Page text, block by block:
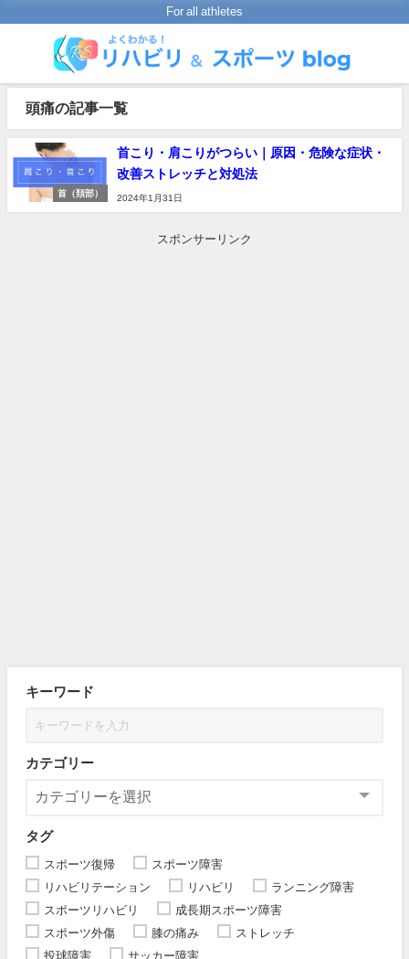
For all athletes
頭痛の記事一覧
首（頚部）
首こり・肩こりがつらい｜原因・危険な症状・
改善ストレッチと対処法
2024年1月31日
スポンサーリンク
キーワード
カテゴリー
タグ
スポーツ復帰
スポーツ障害
リハビリテーション
リハビリ
ランニング障害
スポーツリハビリ
成長期スポーツ障害
スポーツ外傷
膝の痛み
ストレッチ
投球障害
サッカー障害